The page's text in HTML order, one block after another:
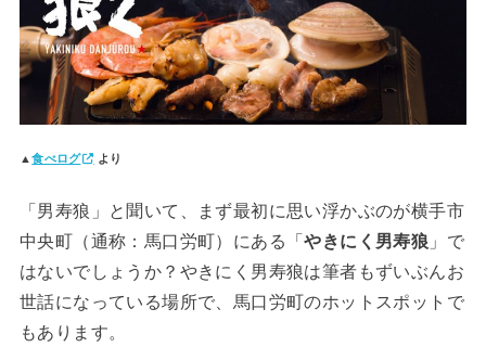
▲食べログ より
「男寿狼」と聞いて、まず最初に思い浮かぶのが横手市
中央町（通称：馬口労町）にある「やきにく男寿狼 」で
はないでしょうか？やきにく男寿狼は筆者もずいぶんお
世話になっている場所で、馬口労町のホットスポットで
もあります。